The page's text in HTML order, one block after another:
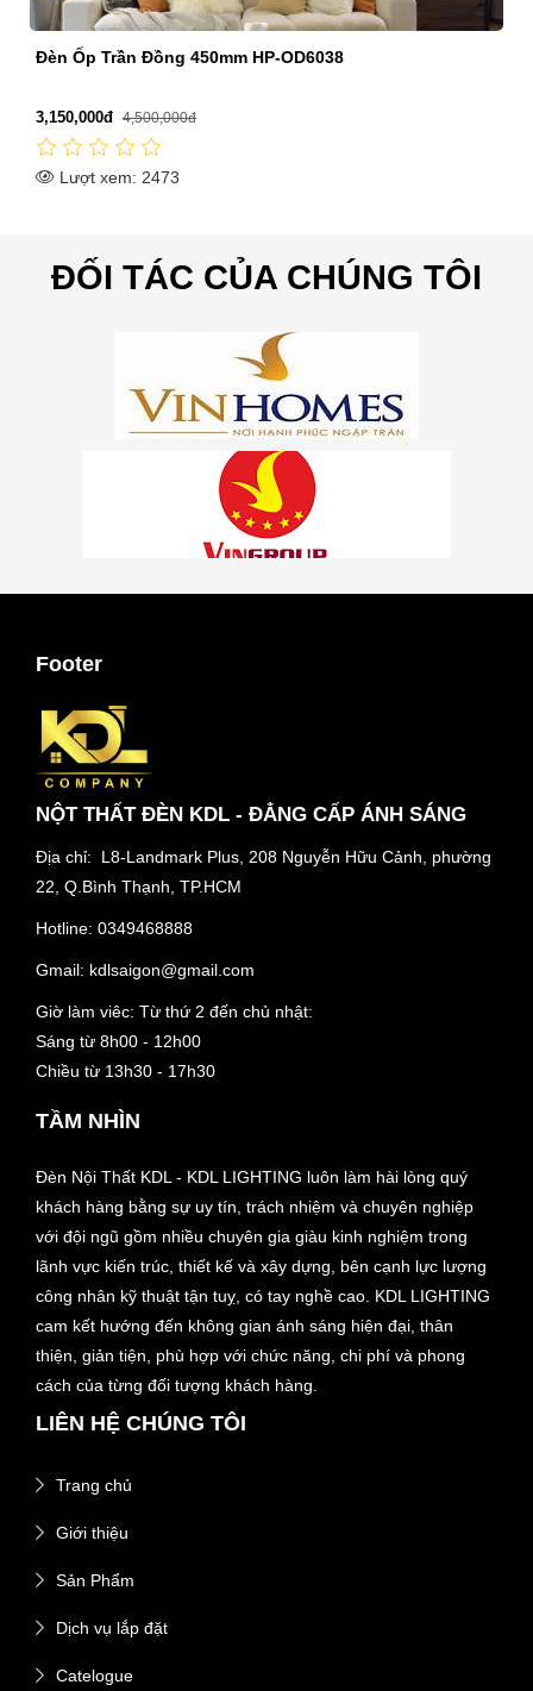
Đèn Ốp Trần Đồng Cao Cấp 400mm EC22-
3,302,000đ
ĐỐI TÁC CỦA CHÚNG TÔI
Footer
NỘT THẤT ĐÈN KDL - ĐẲNG CẤP ÁNH SÁNG
Địa chỉ: L8-Landmark Plus, 208 Nguyễn Hữu Cảnh, phường
22, Q.Bình Thạnh, TP.HCM
Hotline: 0349468888
Gmail: kdlsaigon@gmail.com
Giờ làm viêc: Từ thứ 2 đến chủ nhật:
Sáng từ 8h00 - 12h00
Chiều từ 13h30 - 17h30
TẦM NHÌN
Đèn Nội Thất KDL - KDL LIGHTING luôn làm hài lòng quý
khách hàng bằng sự uy tín, trách nhiệm và chuyên nghiệp
với đội ngũ gồm nhiều chuyên gia giàu kinh nghiệm trong
lãnh vực kiến trúc, thiết kế và xây dựng, bên cạnh lực lượng
công nhân kỹ thuật tận tuỵ, có tay nghề cao. KDL LIGHTING
cam kết hướng đến không gian ánh sáng hiện đại, thân
thiện, giản tiện, phù hợp với chức năng, chi phí và phong
cách của từng đối tượng khách hàng.
LIÊN HỆ CHÚNG TÔI
Trang chủ
Giới thiệu
Sản Phẩm
Dịch vụ lắp đặt
Catelogue